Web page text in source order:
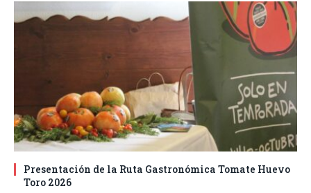
Presentación de la Ruta Gastronómica Tomate Huevo
Toro 2026